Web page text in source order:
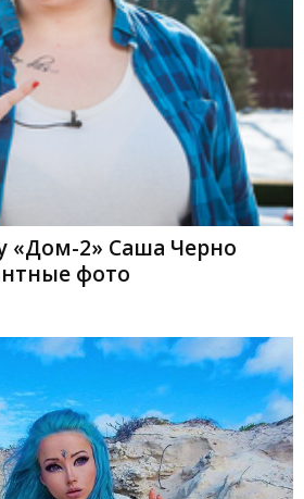
«Дом-2» Саша Черно
фото